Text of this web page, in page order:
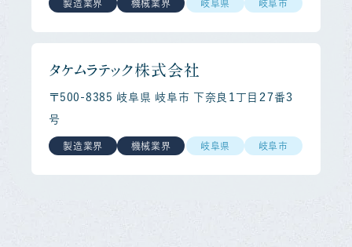
製造業界 機械業界 岐阜県 岐阜市
タケムラテック株式会社
〒500-8385 岐阜県 岐阜市 下奈良１丁目２７番３
号
製造業界 機械業界 岐阜県 岐阜市